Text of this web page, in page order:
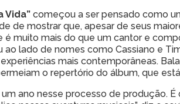
Vida” começou a ser pensado como
de mostrar que, apesar de seus
é muito mais do que um cantor e
ao lado de nomes como Cassiano e
mais contemporâneas.
o repertório do álbum, que
ano nesse processo de produção.